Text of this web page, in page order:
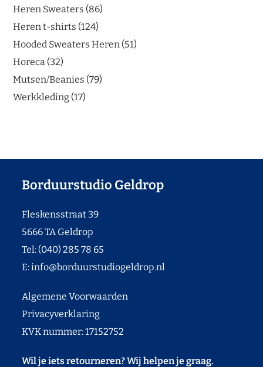
Heren Sweaters 86
Heren t-shirts 124
Hooded Sweaters Heren 51
Horeca 32
Mutsen/Beanies 79
Werkkleding 17
Borduurstudio Geldrop
Fleskensstraat 39
5666 TA Geldrop
Tel: (040) 285 78 65
E:info@borduurstudiogeldrop.nl
Algemene Voorwaarden
Privacyverklaring
KVK nummer: 17152752
Wil je iets retourneren? Wij helpen je graag.